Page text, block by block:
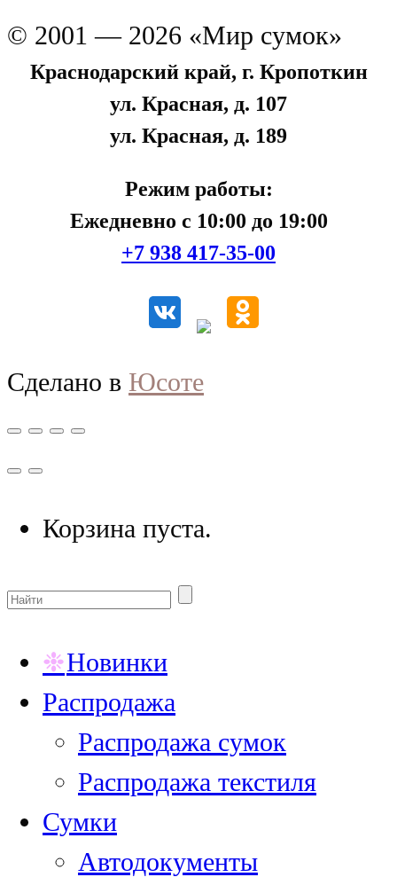
© 2001 — 2026 «Мир сумок»
Краснодарский край, г. Кропоткин
ул. Красная, д. 107
ул. Красная, д. 189
Режим работы:
Ежедневно с 10:00 до 19:00
+7 938 417-35-00
Сделано в Юсоте
Корзина пуста.
Новинки
Распродажа
Распродажа сумок
Распродажа текстиля
Сумки
Автодокументы